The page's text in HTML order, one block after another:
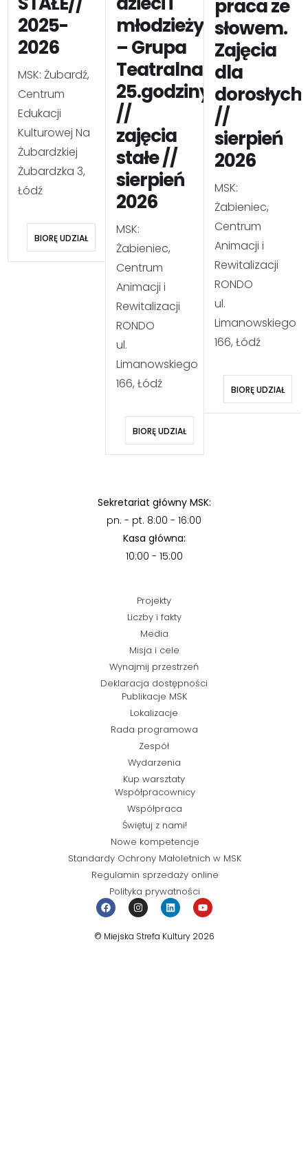
2025-
2026
MSK: Żubardź,
Centrum
Edukacji
Kulturowej Na
Żubardzkiej
Żubardzka 3,
Łódź
BIORĘ UDZIAŁ
młodzieży
– Grupa
Teatralna
25.godziny
//
zajęcia
stałe //
sierpień
2026
MSK:
Żabieniec,
Centrum
Animacji i
Rewitalizacji
RONDO
ul.
Limanowskiego
166, Łódź
BIORĘ UDZIAŁ
praca ze
słowem.
Zajęcia
dla
dorosłych
//
sierpień
2026
MSK:
Żabieniec,
Centrum
Animacji i
Rewitalizacji
RONDO
ul.
Limanowskiego
166, Łódź
BIORĘ UDZIAŁ
Sekretariat główny MSK:
pn. - pt. 8:00 - 16:00
Kasa główna:
10:00 - 15:00
Projekty
Liczby i fakty
Media
Misja i cele
Wynajmij przestrzeń
Deklaracja dostępności
Publikacje MSK
Lokalizacje
Rada programowa
Zespół
Wydarzenia
Kup warsztaty
Współpracownicy
Współpraca
Świętuj z nami!
Nowe kompetencje
Standardy Ochrony Małoletnich w MSK
Regulamin sprzedaży online
Polityka prywatności
© Miejska Strefa Kultury 2026